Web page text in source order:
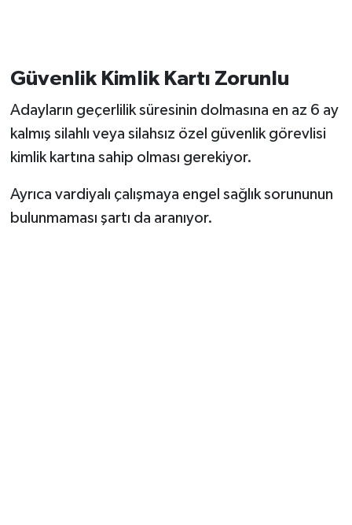
Güvenlik Kimlik Kartı Zorunlu
Adayların geçerlilik süresinin dolmasına en az 6 ay
kalmış silahlı veya silahsız özel güvenlik görevlisi
kimlik kartına sahip olması gerekiyor.
Ayrıca vardiyalı çalışmaya engel sağlık sorununun
bulunmaması şartı da aranıyor.